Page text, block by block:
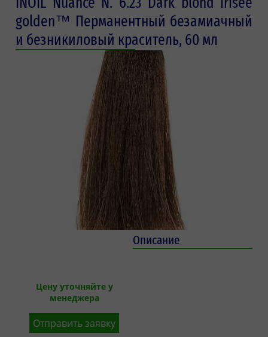
golden™ Перманентный безамиачный
и безникиловый краситель, 60 мл
Цену уточняйте у
менеджера
Отправить заявку
Описание